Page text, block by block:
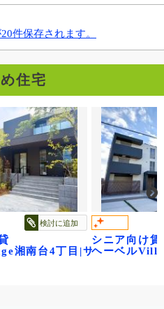
件保存されます。
住宅
浦和領家ヴェルデ
検討に追加
湘南台4丁目|サニーヒルズ
シニア向け賃
ヘーベル